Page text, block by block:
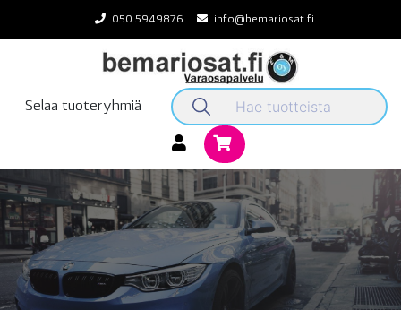
content
050 5949876 info@bemariosat.fi
Selaa tuoteryhmiä